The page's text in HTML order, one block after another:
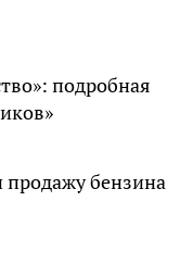
подробная
бензина